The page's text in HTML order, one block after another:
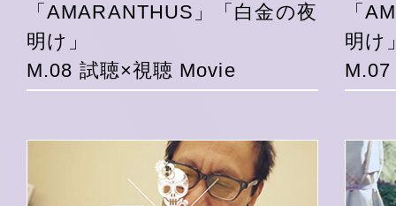
「AMARANTHUS」「白金の夜
明け」
M.08 試聴×視聴 Movie
「
明け